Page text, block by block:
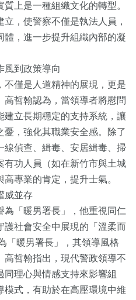
質上是一種組織文化的轉型。
，使警察不僅是執法人員，
，進一步提升組織內部的凝
風到政策導向
僅是人道精神的展現，更是
哲翰認為，當領導者將慰問
立長期穩定的支持系統，讓
，強化其職業安全感。除了
線偵查、緝毒、安居緝毒、掃
有功人員（如在新竹市與土城
專業的肯定，提升士氣。
威並存
「暖男署長」，他重視同仁
護社會安全中展現的「溫柔而
「暖男署長」，其領導風格
高哲翰指出，現代警政領導不
理心與情感支持來影響組
式，有助於在高壓環境中維